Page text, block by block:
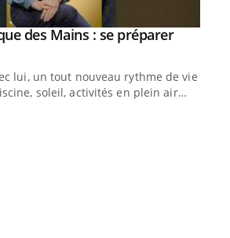
des Mains : se préparer
lui, un tout nouveau rythme de vie !
soleil, activités en plein air…